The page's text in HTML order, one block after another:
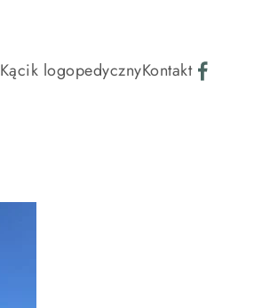
Kącik logopedycznyKontakt